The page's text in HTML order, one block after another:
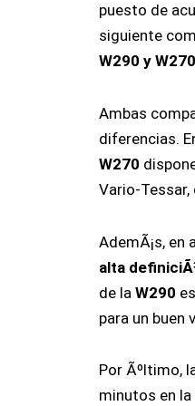
puesto de
siguiente
W290 y W270
Ambas
diferencias.
W270
Vario-Tessar,
AdemÃ¡s, en
alta
de la W290
para un buen
Por Ãºltimo,
minutos en